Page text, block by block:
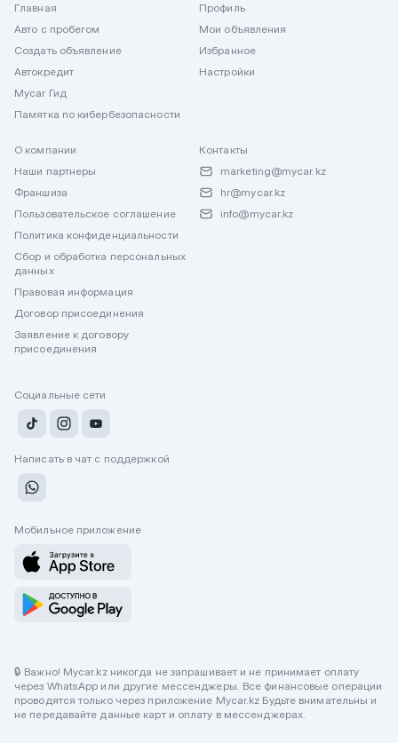
Главная
Авто с пробегом
Создать объявление
Автокредит
Mycar Гид
Памятка по кибербезопасности
Профиль
Мои объявления
Избранное
Настройки
О компании
Наши партнеры
Франшиза
Пользовательское соглашение
Политика конфиденциальности
Сбор и обработка персональных
данных
Правовая информация
Договор присоединения
Заявление к договору
присоединения
Контакты
marketing@mycar.kz
hr@mycar.kz
info@mycar.kz
Социальные сети
Написать в чат с поддержкой
Мобильное приложение
🔒 Важно! Mycar.kz никогда не запрашивает и не принимает оплату
через WhatsApp или другие мессенджеры. Все финансовые операции
проводятся только через приложение Mycar.kz Будьте внимательны и
не передавайте данные карт и оплату в мессенджерах.